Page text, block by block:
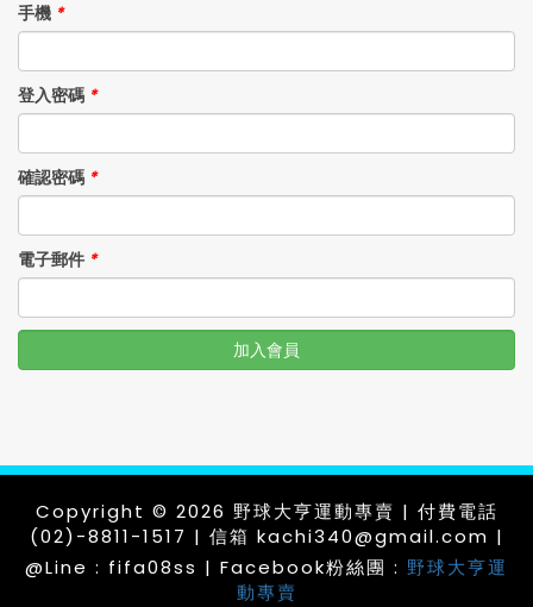
手機 *
登入密碼 *
確認密碼 *
電子郵件 *
加入會員
Copyright © 2026 野球大亨運動專賣 | 付費電話
(02)-8811-1517 | 信箱 kachi340@gmail.com |
@Line : fifa08ss | Facebook粉絲團 : 野球大亨運
動專賣